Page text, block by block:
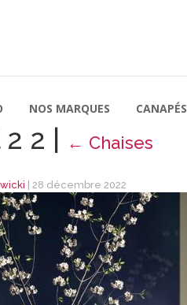
NOS MARQUES CANAPÉS
2 | ← Chaises
28 décembre 2022